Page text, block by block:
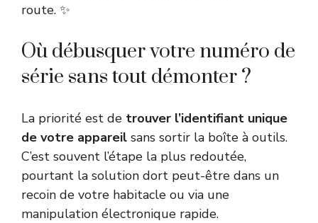
route. ✨
Où débusquer votre numéro de
série sans tout démonter ?
La priorité est de trouver l’identifiant unique
de votre appareil sans sortir la boîte à outils.
C’est souvent l’étape la plus redoutée,
pourtant la solution dort peut-être dans un
recoin de votre habitacle ou via une
manipulation électronique rapide.